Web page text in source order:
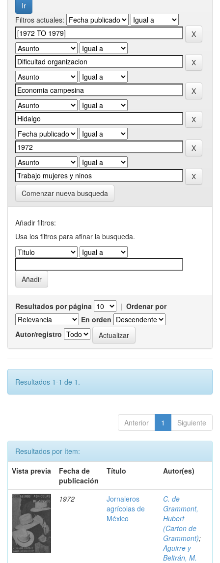
Filtros actuales:
Comenzar nueva busqueda
Añadir filtros:
Usa los filtros para afinar la busqueda.
Resultados por página | Ordenar por
En orden
Autor/registro
Resultados 1-1 de 1.
Anterior 1 Siguiente
Resultados por ítem:
Vista previa
Fecha de
publicación
Título Autor(es)
1972
Jornaleros
agrícolas de
México
C. de
Grammont,
Hubert
(Carton de
Grammont);
Aguirre y
Beltrán, M.